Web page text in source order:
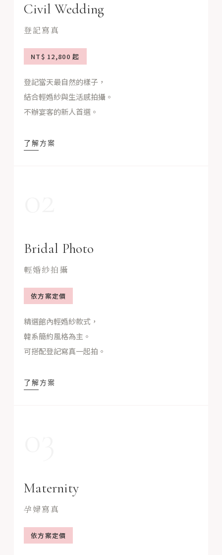
Civil Wedding
登記寫真
NT$ 12,800 起
登記當天最自然的樣子，
結合輕婚紗與生活感拍攝。
不辦宴客的新人首選。
了解方案
Bridal Photo
輕婚紗拍攝
依方案定價
精選館內輕婚紗款式，
韓系簡約風格為主。
可搭配登記寫真一起拍。
了解方案
Maternity
孕婦寫真
依方案定價